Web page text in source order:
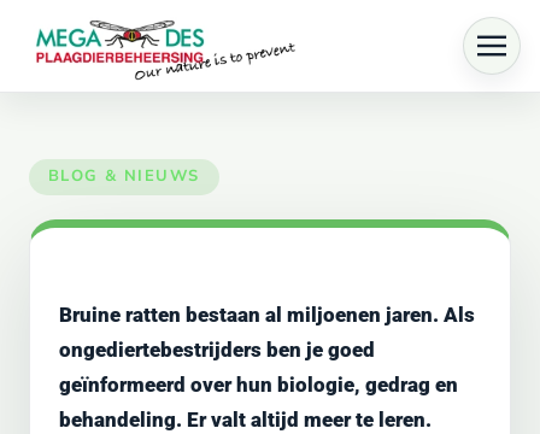
Skip to main content
Bruine ratten bestaan al miljoenen jaren. Als
ongediertebestrijders ben je goed
geïnformeerd over hun biologie, gedrag en
behandeling. Er valt altijd meer te leren.